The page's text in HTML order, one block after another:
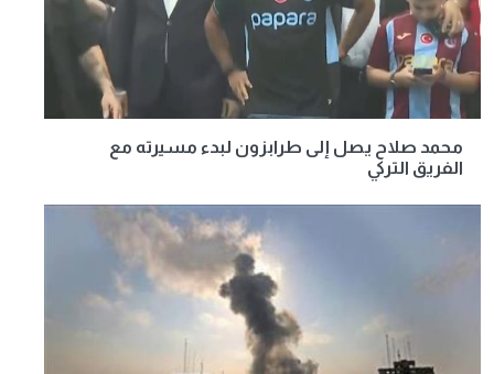
محمد صلاح يصل إلى طرابزون لبدء مسيرته مع
الفريق التركي